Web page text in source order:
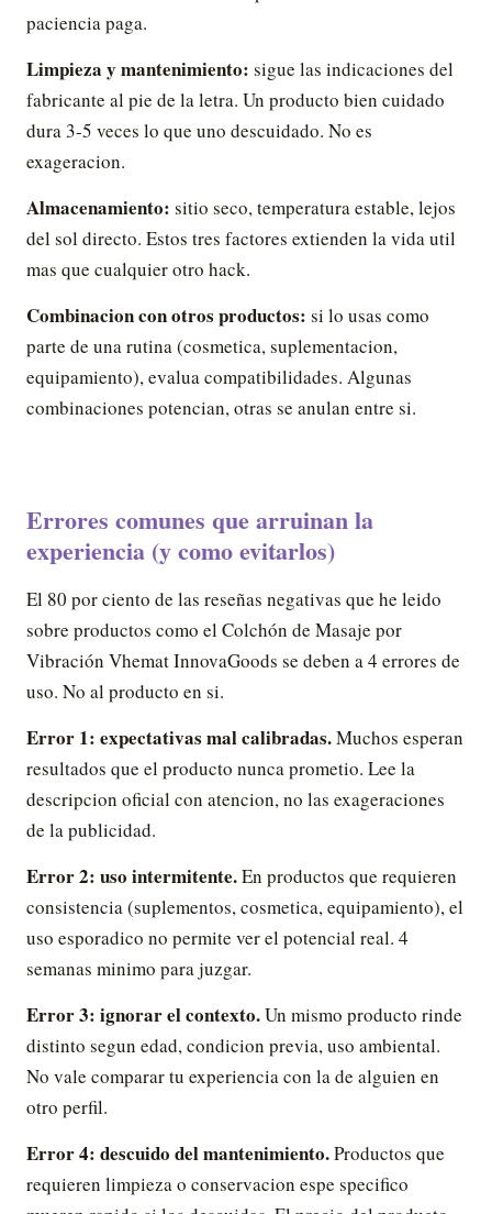
paciencia paga.
Limpieza y mantenimiento: sigue las indicaciones del
fabricante al pie de la letra. Un producto bien cuidado
dura 3-5 veces lo que uno descuidado. No es
exageracion.
Almacenamiento: sitio seco, temperatura estable, lejos
del sol directo. Estos tres factores extienden la vida util
mas que cualquier otro hack.
Combinacion con otros productos: si lo usas como
parte de una rutina (cosmetica, suplementacion,
equipamiento), evalua compatibilidades. Algunas
combinaciones potencian, otras se anulan entre si.
Errores comunes que arruinan la
experiencia (y como evitarlos)
El 80 por ciento de las reseñas negativas que he leido
sobre productos como el Colchón de Masaje por
Vibración Vhemat InnovaGoods se deben a 4 errores de
uso. No al producto en si.
Error 1: expectativas mal calibradas.Muchos esperan
resultados que el producto nunca prometio. Lee la
descripcion oficial con atencion, no las exageraciones
de la publicidad.
Error 2: uso intermitente.En productos que requieren
consistencia (suplementos, cosmetica, equipamiento), el
uso esporadico no permite ver el potencial real. 4
semanas minimo para juzgar.
Error 3: ignorar el contexto.Un mismo producto rinde
distinto segun edad, condicion previa, uso ambiental.
No vale comparar tu experiencia con la de alguien en
otro perfil.
Error 4: descuido del mantenimiento.Productos que
requieren limpieza o conservacion espe specifico